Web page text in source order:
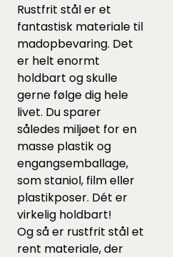
Rustfrit stål er et
fantastisk materiale til
madopbevaring. Det
er helt enormt
holdbart og skulle
gerne følge dig hele
livet. Du sparer
således miljøet for en
masse plastik og
engangsemballage,
som staniol, film eller
plastikposer. Dét er
virkelig holdbart!
Og så er rustfrit stål et
rent materiale, der